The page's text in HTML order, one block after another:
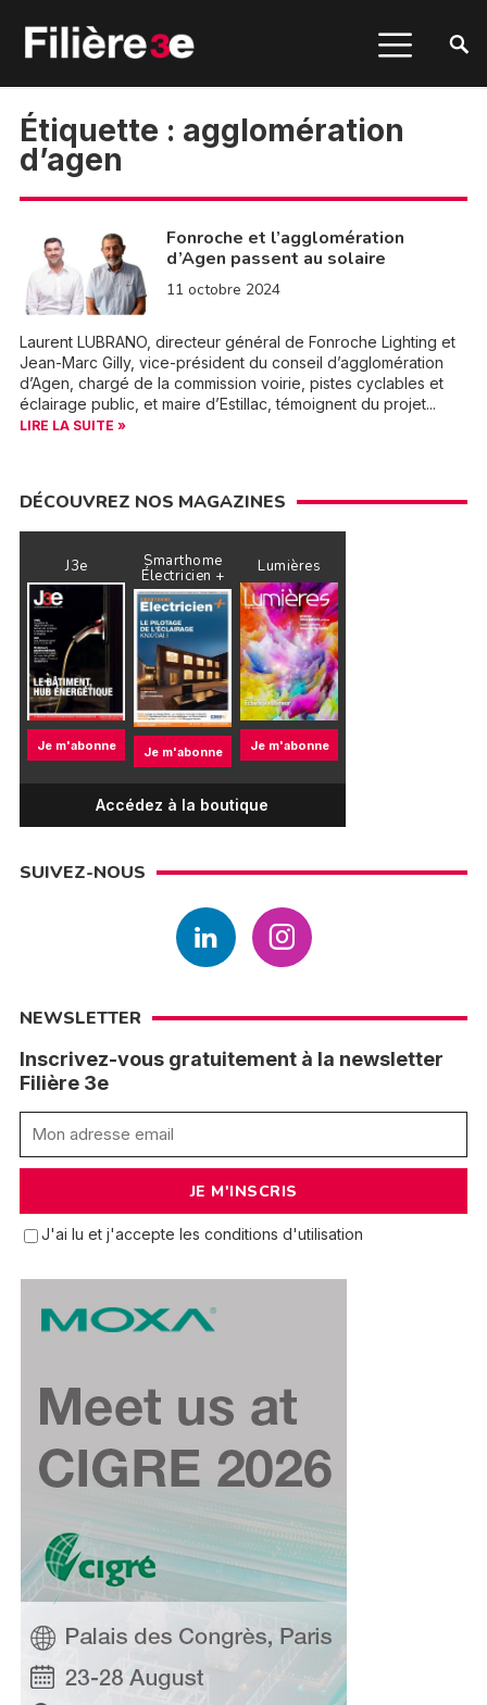
Étiquette : agglomération
d’agen
Fonroche et l’agglomération
d’Agen passent au solaire
11 octobre 2024
Laurent LUBRANO, directeur général de Fonroche Lighting et
Jean-Marc Gilly, vice-président du conseil d’agglomération
d’Agen, chargé de la commission voirie, pistes cyclables et
éclairage public, et maire d’Estillac, témoignent du projet...
LIRE LA SUITE »
DÉCOUVREZ NOS MAGAZINES
J3e
Je m'abonne
Smarthome
Électricien +
Je m'abonne
Lumières
Je m'abonne
Accédez à la boutique
SUIVEZ-NOUS
NEWSLETTER
Inscrivez-vous gratuitement à la newsletter
Filière 3e
J'ai lu et j'accepte les conditions d'utilisation